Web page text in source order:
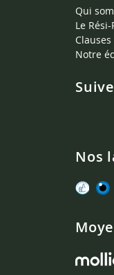
Qui
Le Rési-
Notre
Nos